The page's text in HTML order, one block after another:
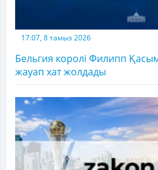
17:07, 8 тамыз 2026
Бельгия королі Филипп
жауап хат жолдады